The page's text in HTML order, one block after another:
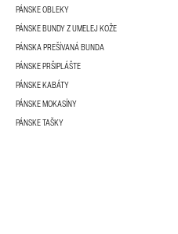
PÁNSKE OBLEKY
PÁNSKE BUNDY Z UMELEJ KOŽE
PÁNSKA PREŠÍVANÁ BUNDA
PÁNSKE PRŠIPLÁŠTE
PÁNSKE KABÁTY
PÁNSKE MOKASÍNY
PÁNSKE TAŠKY